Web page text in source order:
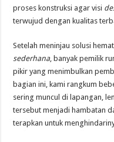
proses konstruksi agar visi
terwujud dengan kualitas
Setelah meninjau solusi
sederhana, banyak pemilik
pikir yang menimbulkan
bagian ini, kami rangkum
sering muncul di lapangan,
tersebut menjadi hambatan
terapkan untuk